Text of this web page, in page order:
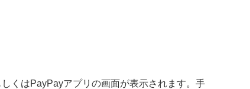
くはPayPayアプリの画面が表示されます。手